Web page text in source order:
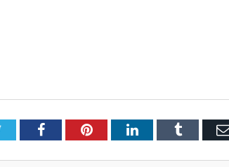
TwitterFacebookPinterestLinkedInTumblr